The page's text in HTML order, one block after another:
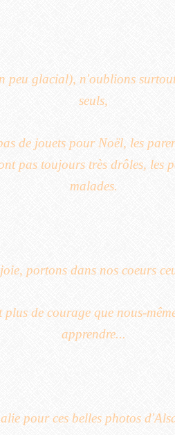
peu glacial), n'oublions
seuls,
de jouets pour Noël, les
pas toujours très drôles, les
malades.
portons dans nos coeurs
de courage que nous-
apprendre...
pour ces belles photos